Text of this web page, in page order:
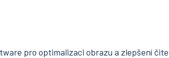
pro optimalizaci obrazu a zlepšení